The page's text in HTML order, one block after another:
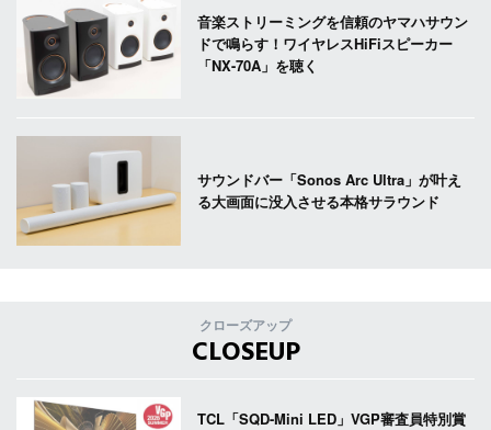
音楽ストリーミングを信頼のヤマハサウン
ドで鳴らす！ワイヤレスHiFiスピーカー
「NX-70A」を聴く
サウンドバー「Sonos Arc Ultra」が叶え
る大画面に没入させる本格サラウンド
クローズアップ
CLOSEUP
TCL「SQD-Mini LED」VGP審査員特別賞